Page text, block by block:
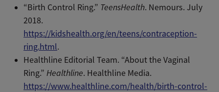
“Birth Control Ring.” TeensHealth. Nemours. July
2018.
https://kidshealth.org/en/teens/contraception-
ring.html.
Healthline Editorial Team. “About the Vaginal
Ring.”Healthline. Healthline Media.
https://www.healthline.com/health/birth-control-